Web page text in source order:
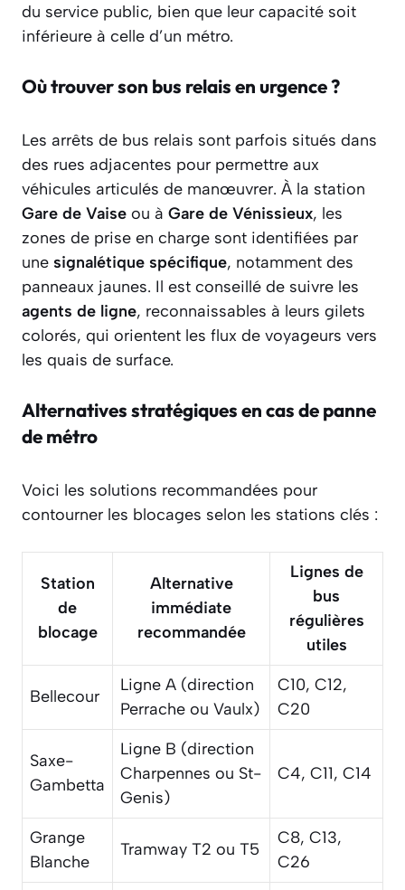
du service public, bien que leur capacité soit
inférieure à celle d’un métro.
Où trouver son bus relais en urgence ?
Les arrêts de bus relais sont parfois situés dans
des rues adjacentes pour permettre aux
véhicules articulés de manœuvrer. À la station
Gare de Vaise ou à Gare de Vénissieux, les
zones de prise en charge sont identifiées par
une signalétique spécifique, notamment des
panneaux jaunes. Il est conseillé de suivre les
agents de ligne, reconnaissables à leurs gilets
colorés, qui orientent les flux de voyageurs vers
les quais de surface.
Alternatives stratégiques en cas de panne
de métro
Voici les solutions recommandées pour
contourner les blocages selon les stations clés :
Station
de
blocage
Alternative
immédiate
recommandée
Lignes de
bus
régulières
utiles
Bellecour
Ligne A (direction
Perrache ou Vaulx)
C10, C12,
C20
Saxe-
Gambetta
Ligne B (direction
Charpennes ou St-
Genis)
C4, C11, C14
Grange
Blanche
Tramway T2 ou T5
C8, C13,
C26